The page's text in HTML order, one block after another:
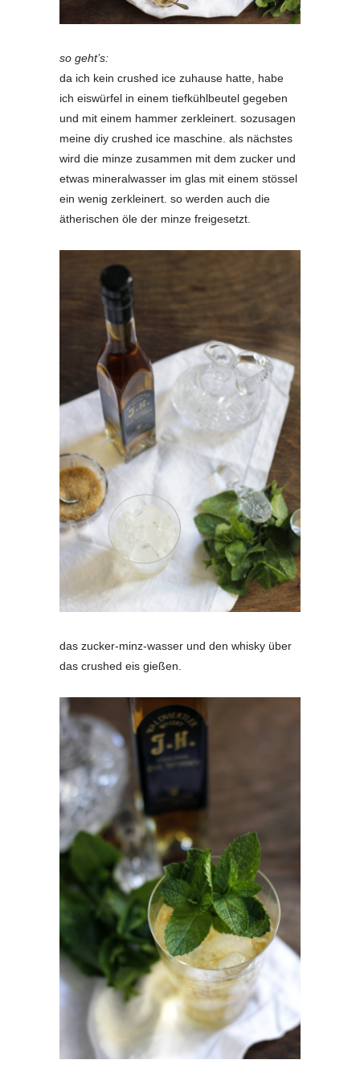
so geht’s:
da ich kein crushed ice zuhause hatte, habe
ich eiswürfel in einem tiefkühlbeutel gegeben
und mit einem hammer zerkleinert. sozusagen
meine diy crushed ice maschine. als nächstes
wird die minze zusammen mit dem zucker und
etwas mineralwasser im glas mit einem stössel
ein wenig zerkleinert. so werden auch die
ätherischen öle der minze freigesetzt.
das zucker-minz-wasser und den whisky über
das crushed eis gießen.